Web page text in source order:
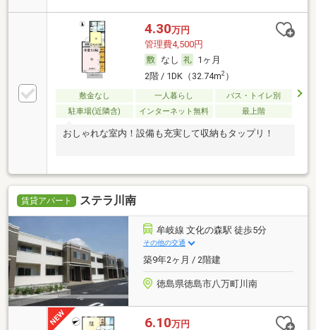
4.30万円
管理費4,500円
なし
1ヶ月
2階 / 1DK（32.74m2）
敷金なし 一人暮らし
バス・トイレ別
駐車場(近隣含)
インターネット無料 最上階
おしゃれな室内！設備も充実して収納もタップリ！
賃貸アパート ステラ川南
牟岐線 文化の森駅 徒歩5分
その他の交通
築9年2ヶ月 / 2階建
徳島県徳島市八万町川南
6.10万円